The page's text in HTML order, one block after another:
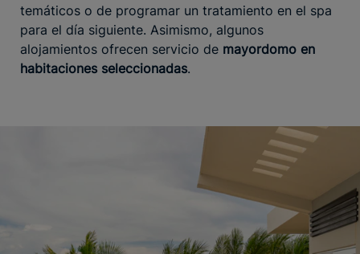
temáticos o de programar un tratamiento en el spa
para el día siguiente. Asimismo, algunos
alojamientos ofrecen servicio de mayordomo en
habitaciones seleccionadas.